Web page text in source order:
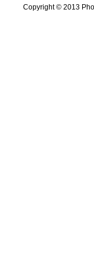
Copyright © 2013